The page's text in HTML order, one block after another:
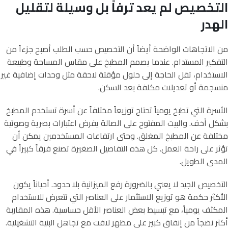
التخصيص لم يعد ترفاً بل وسيلة لتقليل
الهدر
من الاتجاهات الواضحة أيضاً أن التخصيص حسب الطلب أصبح جزءاً من
التفكير المستدام. عندما يصمم المطبخ على مقاس المساحة وطبيعة
الاستخدام، تقل الحاجة إلى حلول مؤقتة لاحقة مثل وحدات إضافية غير
منسجمة أو تعديلات مكلفة بعد السكن.
الأسرة التي تطبخ يومياً تحتاج توزيعاً مختلفاً عن أسرة تستخدم المطبخ
بشكل أخف. والبيت المفتوح على الصالة يفرض اعتبارات بصرية وصوتية
مختلفة عن المطبخ المغلق. وحتى ارتفاعات المستخدمين يمكن أن
تؤثر على راحة العمل. كل هذه التفاصيل الصغيرة تصنع فرقاً كبيراً في
المدى الطويل.
التخصيص الجيد لا يعني بالضرورة رفع الميزانية بلا حدود. أحياناً يكون
الأكثر حكمة هو توزيع الاستثمار على العناصر التي تتعرض للاستخدام
المكثف يومياً، مع تبسيط بعض العناصر الأقل حساسية. هذه المقاربة
أكثر نضجاً من إنفاق كبير على مظهر لافت مع تجاهل البنية التشغيلية.